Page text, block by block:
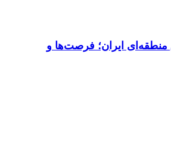
منطقه‌ای ایران؛ فرصت‌ها و